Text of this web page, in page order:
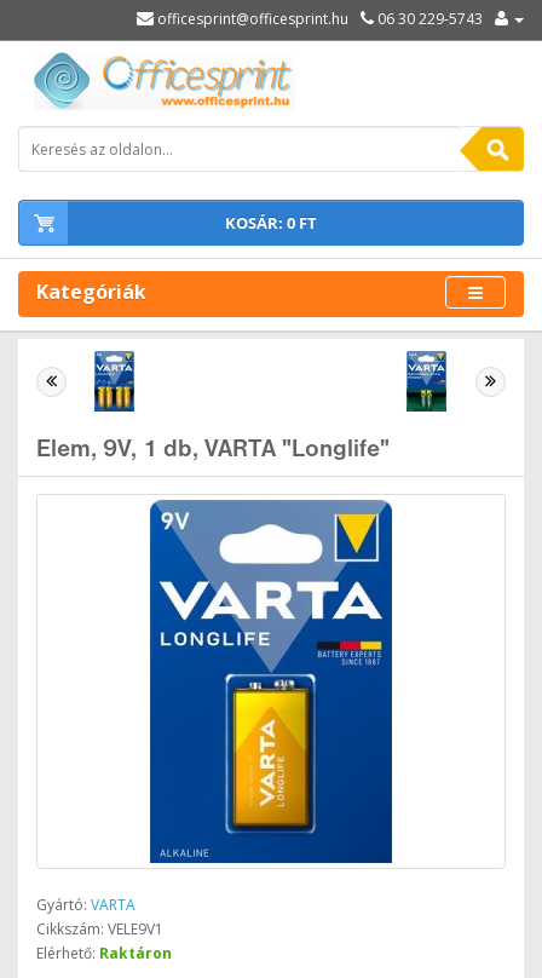
officesprint@officesprint.hu 06 30 229-5743
KOSÁR: 0 FT
Kategóriák
Elem, 9V, 1 db, VARTA "Longlife"
Gyártó: VARTA
Cikkszám: VELE9V1
Elérhető: Raktáron